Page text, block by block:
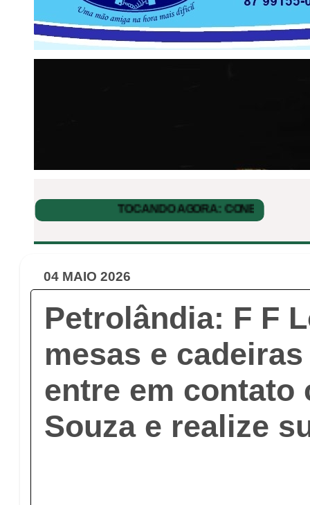
04 MAIO 2026
Petrolândia: F F
mesas e
entre em contato
Souza e realize